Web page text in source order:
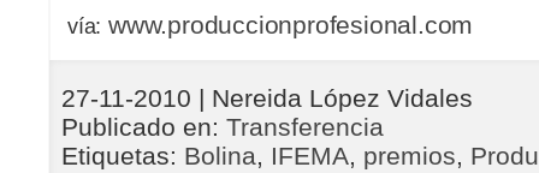
vía: www.produccionprofesional.com
27-11-2010 | Nereida López Vidales
Publicado en: Transferencia
Etiquetas: Bolina, IFEMA, premios,